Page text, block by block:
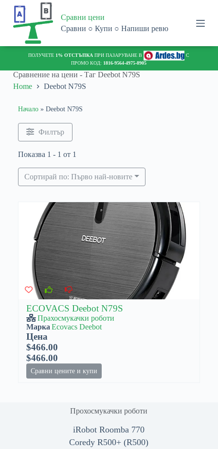
o
Сравни цени
Сравни ○ Купи ○ Напиши ревю
ПОЛУЧЕТЕ 1% ОТСТЪПКА ПРИ ПАЗАРУВАНЕ В
С
ПРОМО КОД: 1816-9564-4975-8905
Сравнение на цени - ТагDeebot N79S
Home
Deebot N79S
Начало» Deebot N79S
Филтър
Показва 1 - 1 от 1
Сортирай по: Първо най-новите
ECOVACS Deebot N79S
Прахосмукачки роботи
Марка Ecovacs Deebot
Цена
$466.00
$466.00
Сравни цените и купи
Прохосмукачки роботи
iRobot Roomba 770
Coredy R500+ (R500)